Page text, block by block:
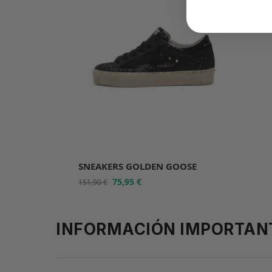
SNEAKERS GOLDEN GOOSE
151,90€ 75,95 €
INFORMACIÓN